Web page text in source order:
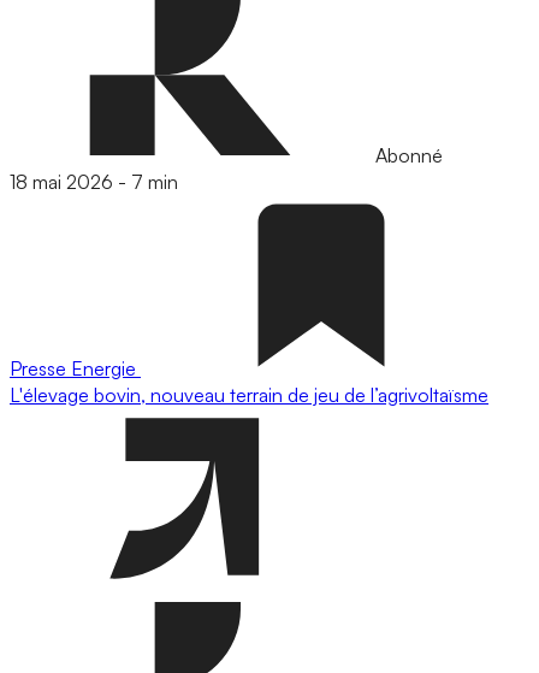
Abonné
18 mai 2026 - 7 min
Presse Energie
L'élevage bovin, nouveau terrain de jeu de l’agrivoltaïsme